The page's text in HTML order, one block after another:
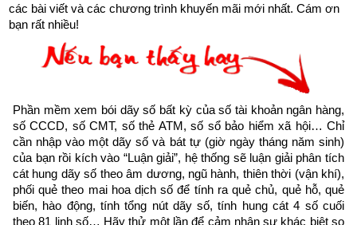
Như vậy chúng ta đang sống trong thời gian cuối cùng của
thời kỳ mạt pháp khi mà đạo đức nhân loại suy đồi, bại hoại
các bài viết và các chương trình khuyến mãi mới nhất. Cám ơn
bạn rất nhiều!
Phần mềm xem bói dãy số bất kỳ của số tài khoản ngân hàng,
số CCCD, số CMT, số thẻ ATM, số sổ bảo hiểm xã hội… Chỉ
cần nhập vào một dãy số và bát tự (giờ ngày tháng năm sinh)
của bạn rồi kích vào “Luận giải”, hệ thống sẽ luận giải phân tích
cát hung dãy số theo âm dương, ngũ hành, thiên thời (vận khí),
phối quẻ theo mai hoa dịch số để tính ra quẻ chủ, quẻ hỗ, quẻ
biến, hào động, tính tổng nút dãy số, tính hung cát 4 số cuối
theo 81 linh số… Hãy thử một lần để cảm nhận sự khác biệt so